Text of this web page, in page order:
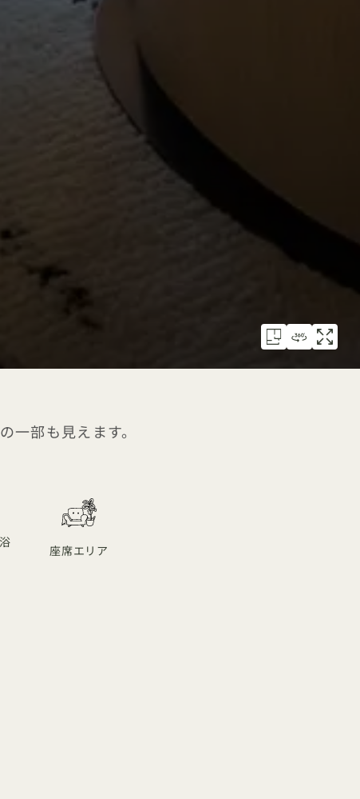
一部も見えます。
座席エリア